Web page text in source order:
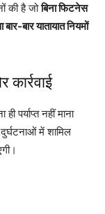
की है जोबिना फिटनेस
बार यातायात नियमों
पर्याप्त नहीं माना
में शामिल